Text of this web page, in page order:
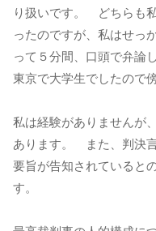
り扱いです。 どちらも
ったのですが、私はせっ
って５分間、口頭で弁
東京で大学生でしたので
私は経験がありませんが
あります。 また、判決
要旨が告知されていると
す。